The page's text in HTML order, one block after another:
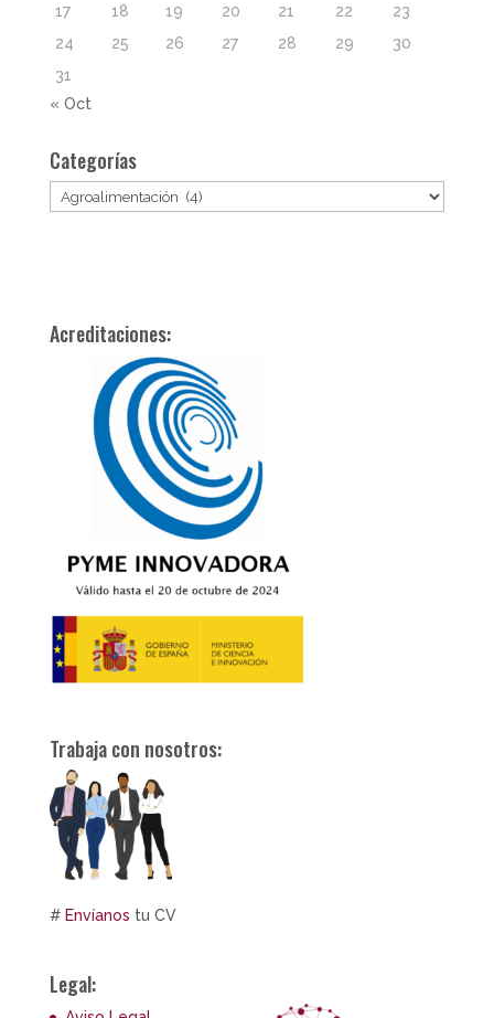
17
18 19 20 21 22
23
24
25 26 27 28 29
30
31
« Oct
Categorías
Categorías
Acreditaciones:
Trabaja con nosotros:
# Envíanos tu CV
Legal: